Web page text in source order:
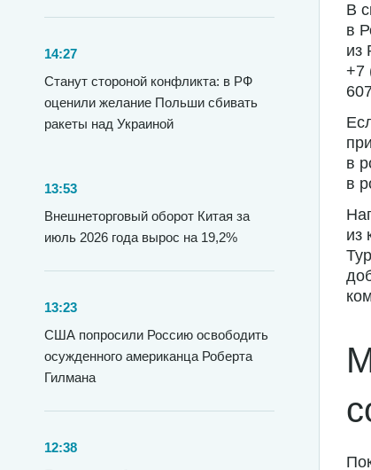
14:27
Станут стороной конфликта: в РФ
оценили желание Польши сбивать
ракеты над Украиной
13:53
Внешнеторговый оборот Китая за
июль 2026 года вырос на 19,2%
13:23
США попросили Россию освободить
осужденного американца Роберта
Гилмана
12:38
В
в
из
+7
в
в
из